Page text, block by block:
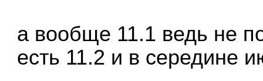
а вообще 11.1 ведь не
есть 11.2 и в середине